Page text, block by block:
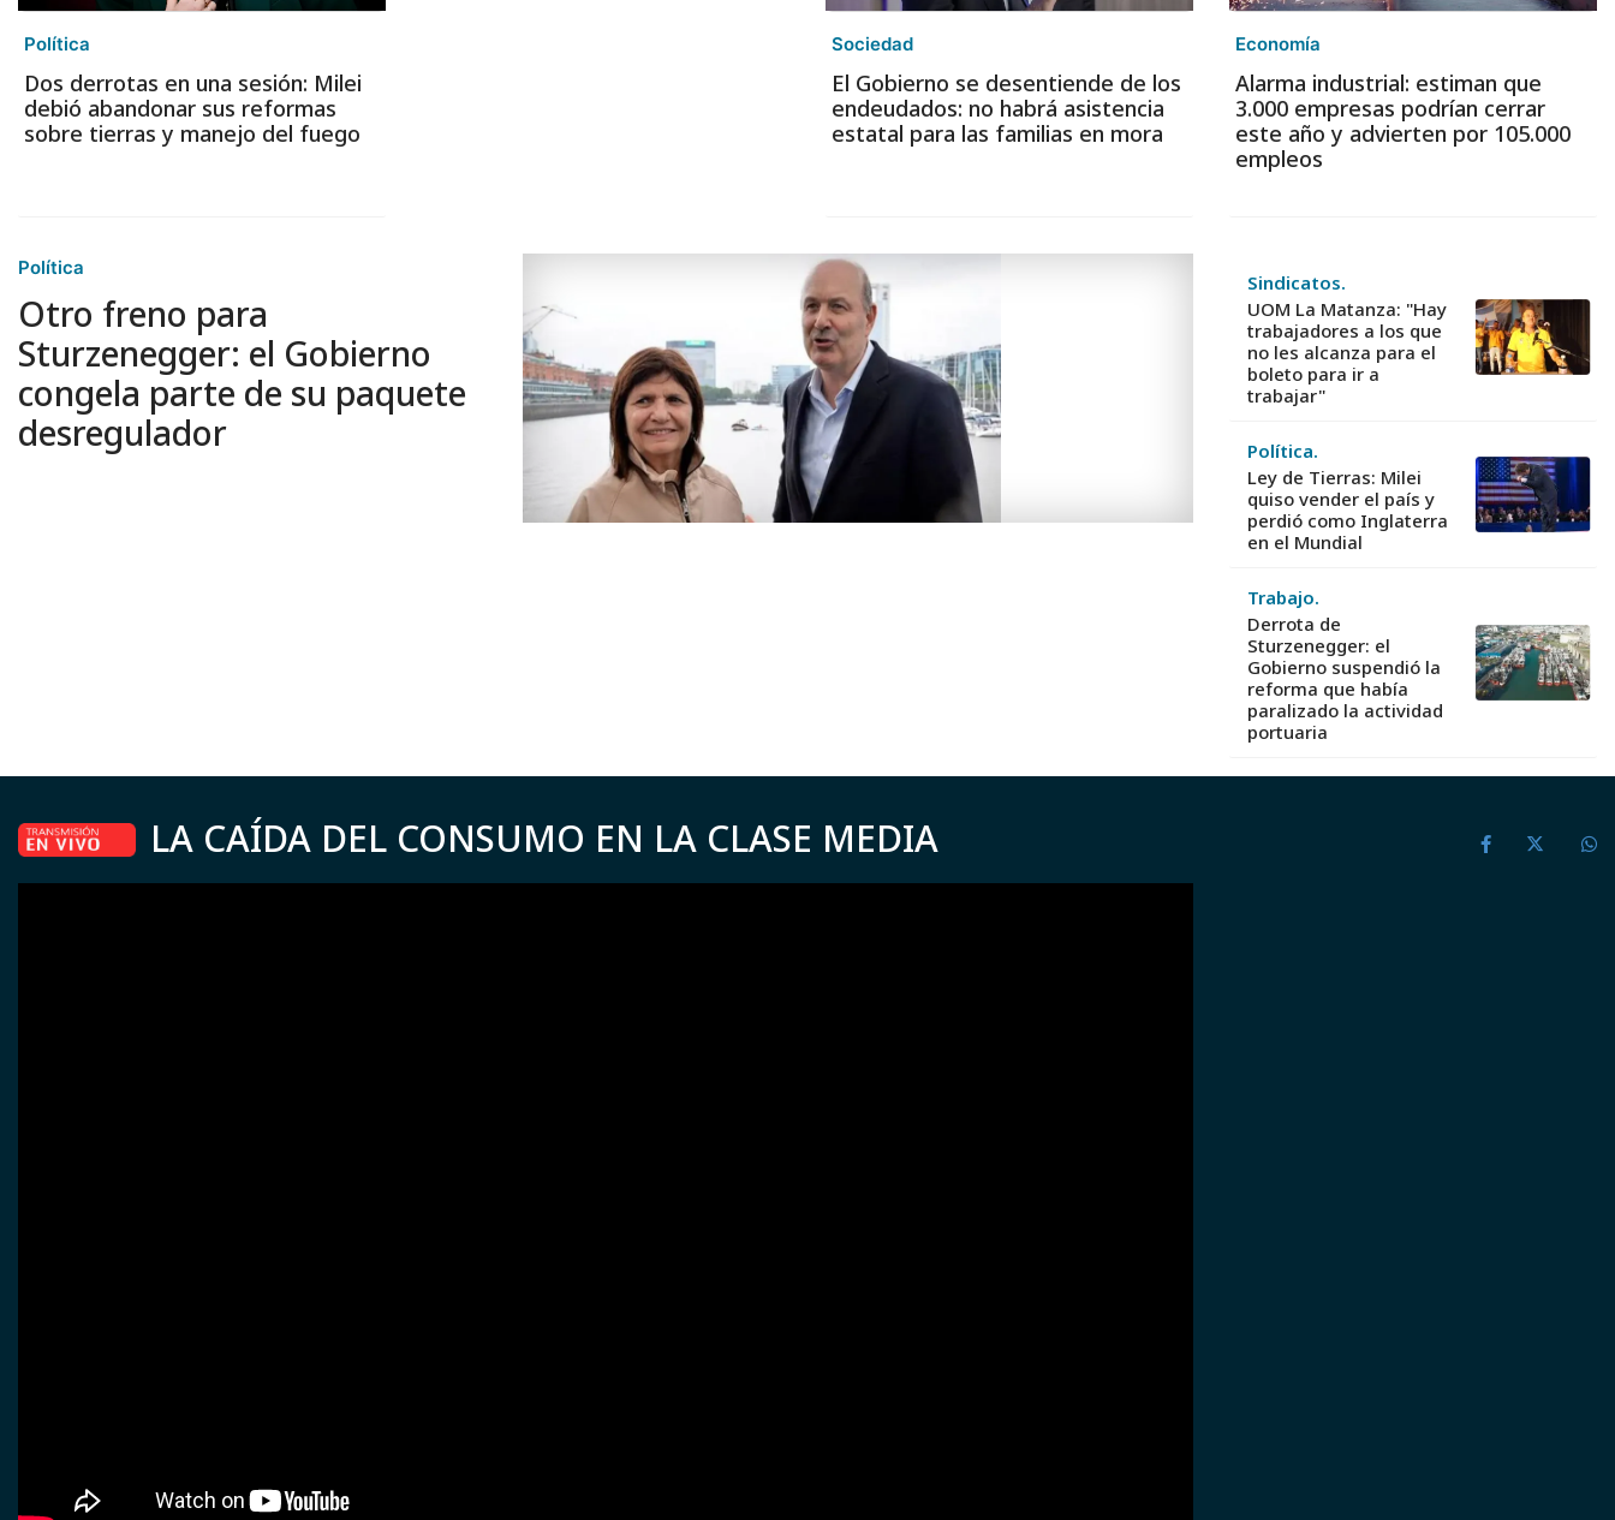
Política
Dos derrotas en una sesión: Milei
debió abandonar sus reformas
sobre tierras y manejo del fuego
Sociedad
El Gobierno se desentiende de los
endeudados: no habrá asistencia
estatal para las familias en mora
Economía
Alarma industrial: estiman que
3.000 empresas podrían cerrar
este año y advierten por 105.000
empleos
Política
Otro freno para
Sturzenegger: el Gobierno
congela parte de su paquete
desregulador
Sindicatos.
UOM La Matanza: "Hay
trabajadores a los que
no les alcanza para el
boleto para ir a
trabajar"
Política.
Ley de Tierras: Milei
quiso vender el país y
perdió como Inglaterra
en el Mundial
Trabajo.
Derrota de
Sturzenegger: el
Gobierno suspendió la
reforma que había
paralizado la actividad
portuaria
LA CAÍDA DEL CONSUMO EN LA CLASE MEDIA